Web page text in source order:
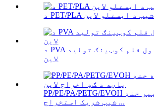
د PET/PLA شیټ د ایستلو لاین
د PVA اوبو محلول فلم کوټینګ تولید
لاین
PP/PE/PA/PETG/EVOH ملټي لییر خنډ
شیټ شریک استخراج ...